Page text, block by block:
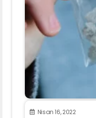
Nisan 16, 2022